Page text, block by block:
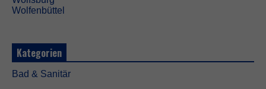
Wolfenbüttel
Kategorien
Bad & Sanitär